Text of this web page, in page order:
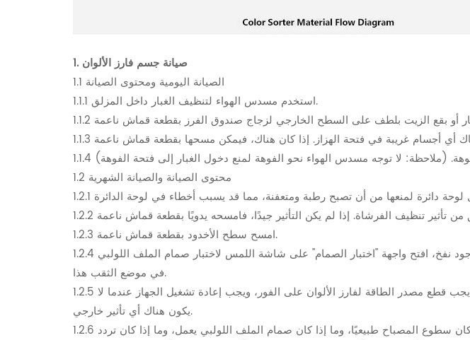
1. صيانة جسم فارز الألوان
1.1 الصيانة اليومية ومحتوى الصيانة
1.1.1 استخدم مسدس الهواء لتنظيف الغبار داخل المزلق.
1.2 محتوى الصيانة والصيانة الشهرية
1.2.3 امسح سطح الأخدود بقطعة قماش ناعمة.
1.2.4 قم بتشغيل الطاقة وتحقق من حالة عمل كل صمام حقن. في حالة وجود أي تسرب أو عدم وجود نفخ، افتح واجهة "اختبار الصمام" على شاشة اللمس لاختبار صمام الملف اللولبي
في موضع الثقب هذا.
1.2.5 في حالة وجود ظروف خاصة مثل انقطاع التيار الكهربائي، فشل البرنامج، وما إلى ذلك، يجب قطع مصدر الطاقة لفارز الألوان على الفور، ويجب إعادة تشغيل الجهاز عندما لا
يكون هناك أي تأثير خارجي.
1.2.6 إجراء صيانة منتظمة على فارز الألوان مرة واحدة في الشهر، بما في ذلك التحقق مما إذا كان سطوع المصباح طبيعيًا، وما إذا كان صمام الملف اللولبي يعمل، وما إذا كان تردد